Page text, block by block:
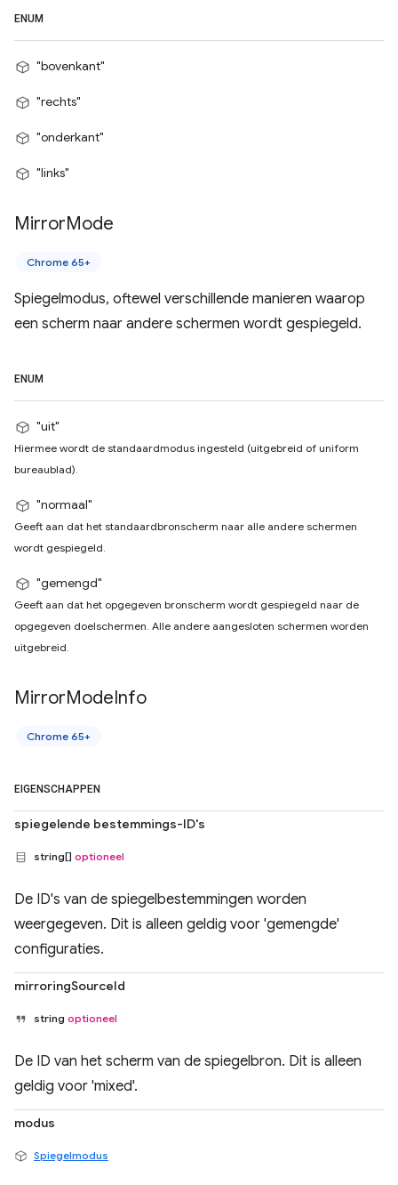
ENUM
"bovenkant"
"rechts"
"onderkant"
"links"
MirrorMode
Chrome 65+
Spiegelmodus, oftewel verschillende manieren waarop
een scherm naar andere schermen wordt gespiegeld.
ENUM
"uit"
Hiermee wordt de standaardmodus ingesteld (uitgebreid of uniform
bureaublad).
"normaal"
Geeft aan dat het standaardbronscherm naar alle andere schermen
wordt gespiegeld.
"gemengd"
Geeft aan dat het opgegeven bronscherm wordt gespiegeld naar de
opgegeven doelschermen. Alle andere aangesloten schermen worden
uitgebreid.
MirrorModeInfo
Chrome 65+
EIGENSCHAPPEN
spiegelende bestemmings-ID's
string[] optioneel
De ID's van de spiegelbestemmingen worden
weergegeven. Dit is alleen geldig voor 'gemengde'
configuraties.
mirroringSourceId
string optioneel
De ID van het scherm van de spiegelbron. Dit is alleen
geldig voor 'mixed'.
modus
Spiegelmodus